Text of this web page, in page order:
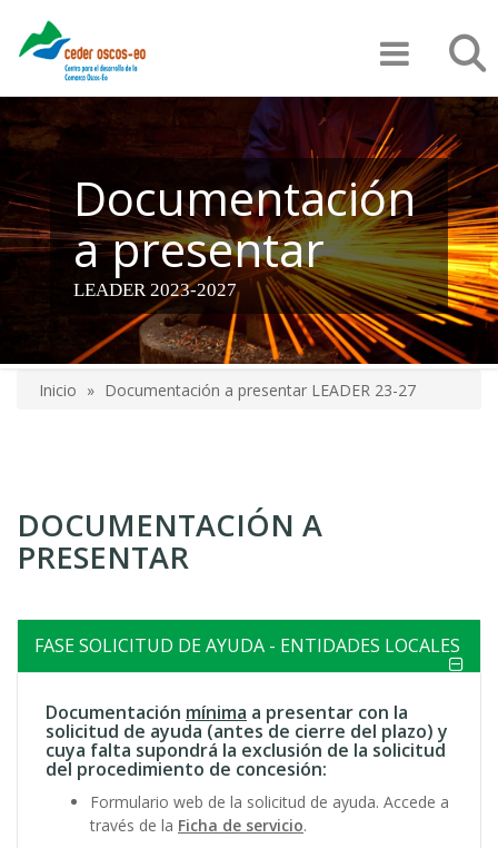
contenido
Documentación
a presentar
LEADER 2023-2027
ayuda
a
la
navegación
Inicio Documentación a presentar LEADER 23-27
DOCUMENTACIÓN A
PRESENTAR
FASE SOLICITUD DE AYUDA - ENTIDADES LOCALES
Documentación mínima a presentar con la
solicitud de ayuda (antes de cierre del plazo) y
cuya falta supondrá la exclusión de la solicitud
del procedimiento de concesión:
Formulario web de la solicitud de ayuda. Accede a
través de la Ficha de servicio.